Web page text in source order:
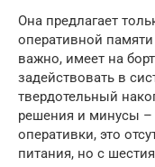
Она предлагает
оперативной памяти
важно, имеет на
задействовать в
твердотельный
решения и минусы
оперативки, это
питания, но с